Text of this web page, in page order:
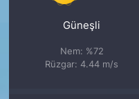
Güneşli
Nem: %72
Rüzgar: 4.44 m/s